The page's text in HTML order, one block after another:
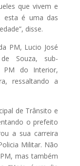
que vivem e
esta é uma das
disse.
PM, Lucio José
Souza, sub-
PM do Interior,
ressaltando a
de Trânsito e
o prefeito
a sua carreira
Militar. Não
mas também